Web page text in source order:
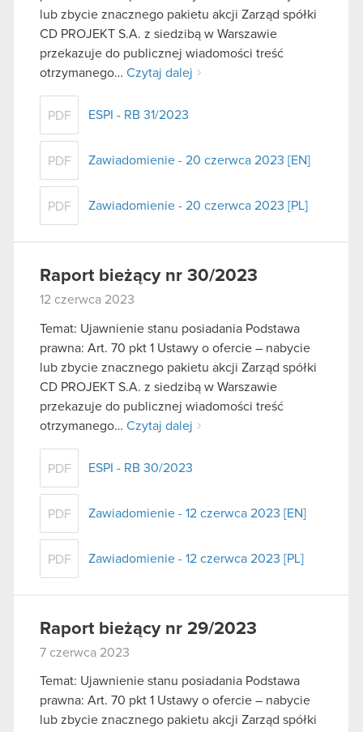
lub zbycie znacznego pakietu akcji Zarząd spółki
CD PROJEKT S.A. z siedzibą w Warszawie
przekazuje do publicznej wiadomości treść
otrzymanego… Czytaj dalej
PDF ESPI - RB 31/2023
PDF Zawiadomienie - 20 czerwca 2023 [EN]
PDF Zawiadomienie - 20 czerwca 2023 [PL]
Raport bieżący nr 30/2023
12 czerwca 2023
Temat: Ujawnienie stanu posiadania Podstawa
prawna: Art. 70 pkt 1 Ustawy o ofercie – nabycie
lub zbycie znacznego pakietu akcji Zarząd spółki
CD PROJEKT S.A. z siedzibą w Warszawie
przekazuje do publicznej wiadomości treść
otrzymanego… Czytaj dalej
PDF ESPI - RB 30/2023
PDF Zawiadomienie - 12 czerwca 2023 [EN]
PDF Zawiadomienie - 12 czerwca 2023 [PL]
Raport bieżący nr 29/2023
7 czerwca 2023
Temat: Ujawnienie stanu posiadania Podstawa
prawna: Art. 70 pkt 1 Ustawy o ofercie – nabycie
lub zbycie znacznego pakietu akcji Zarząd spółki